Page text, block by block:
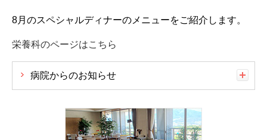
8月のスペシャルディナーのメニューをご紹介します。
栄養科のページはこちら
病院からのお知らせ